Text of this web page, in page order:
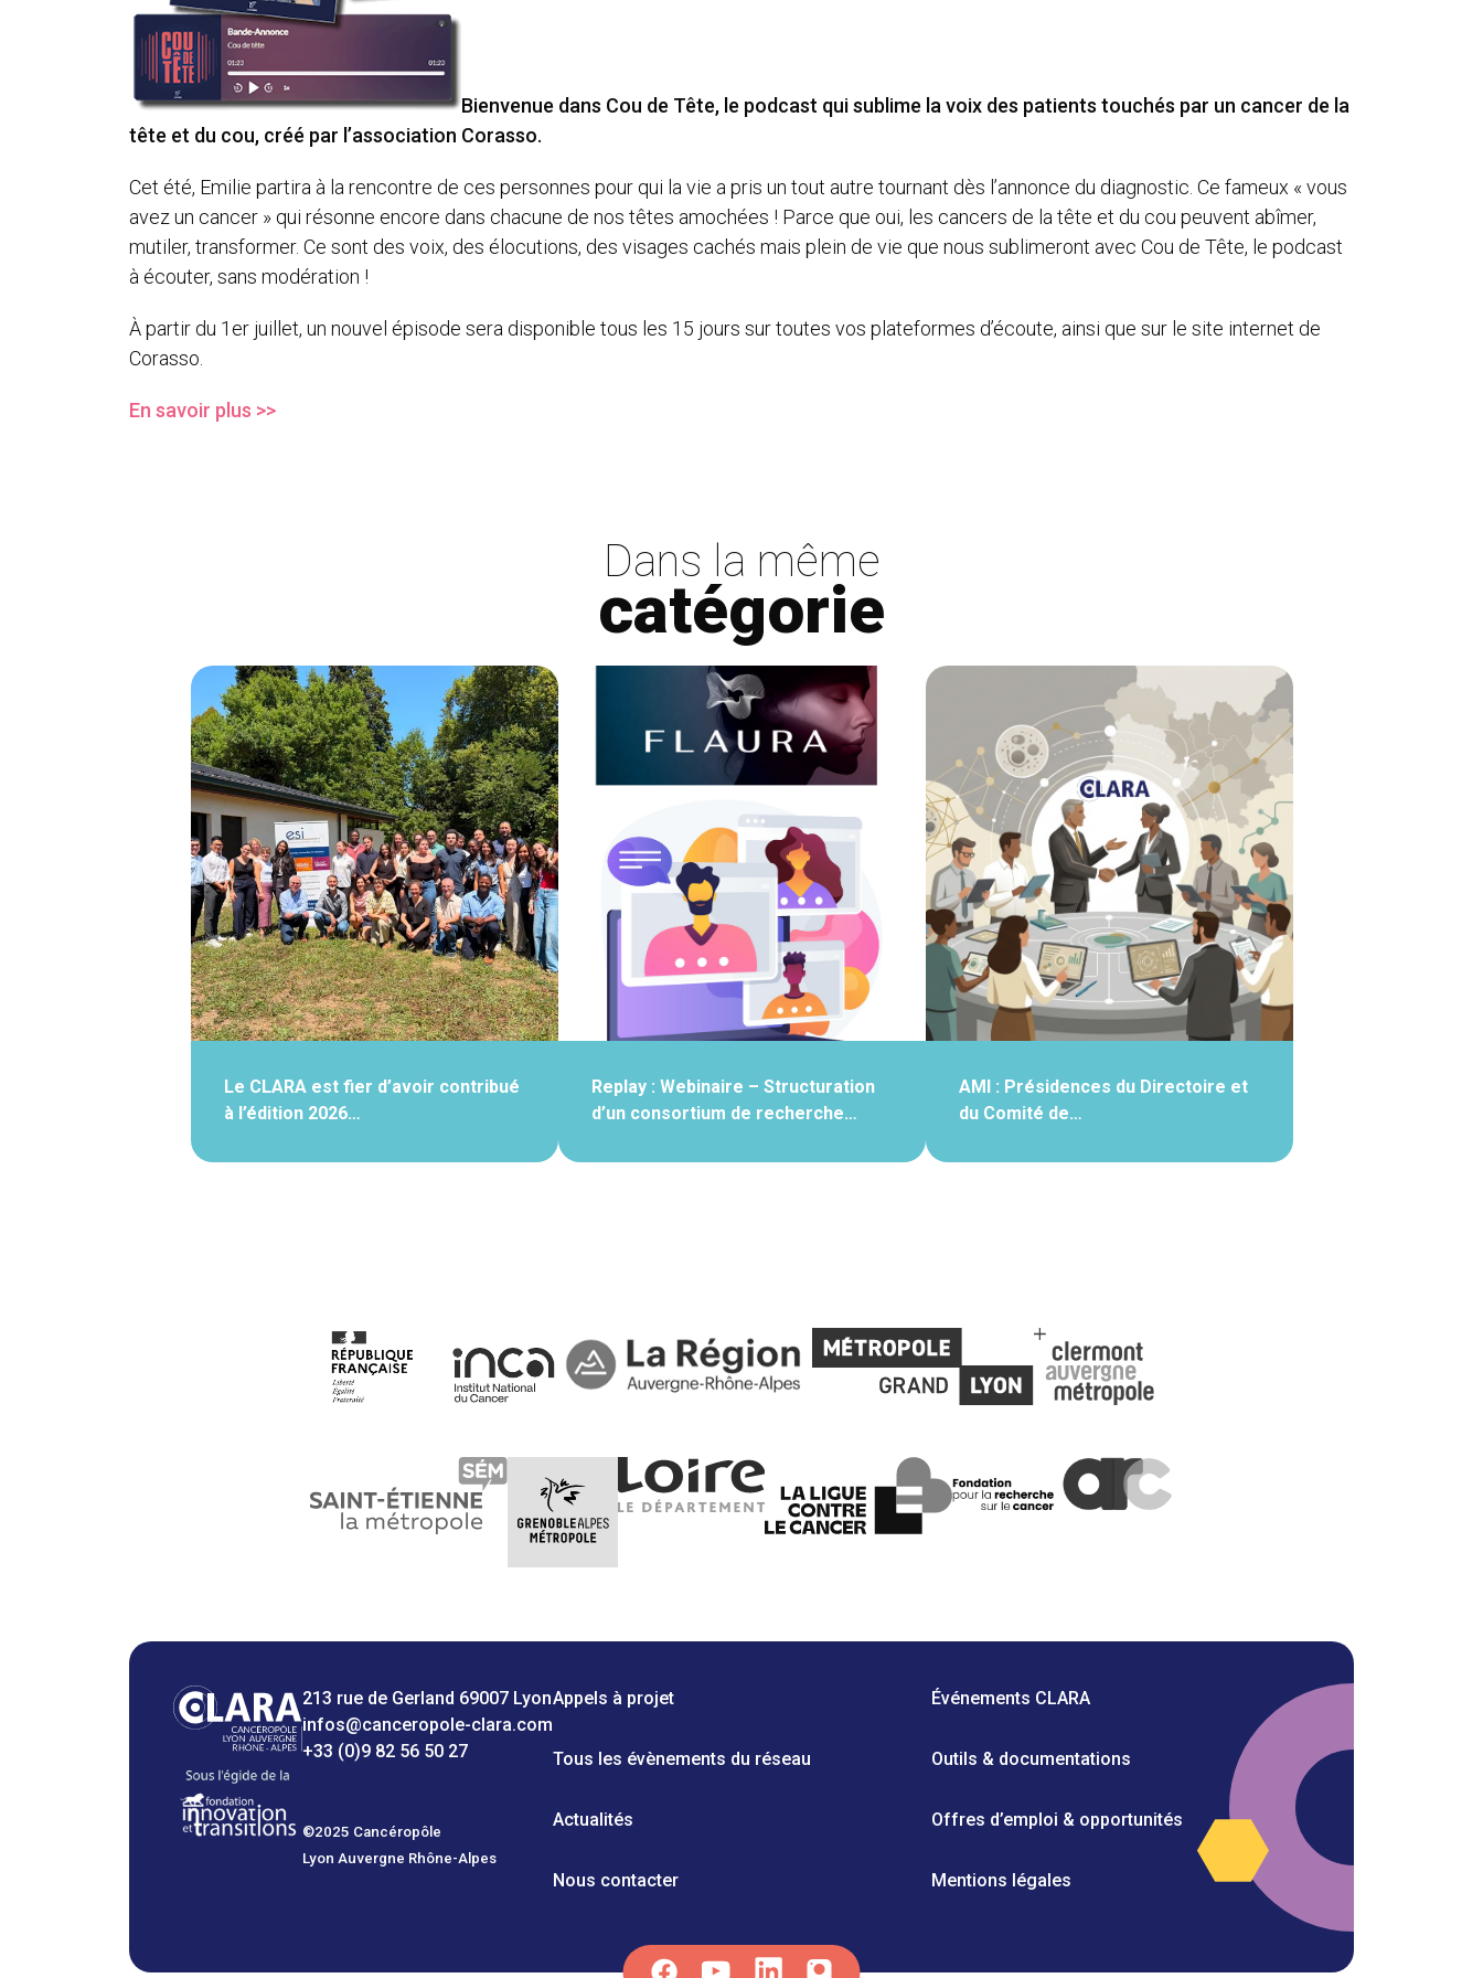
Bienvenue dans Cou de Tête, le podcast qui sublime la voix des patients touchés par un cancer de la
tête et du cou, créé par l’association Corasso.
Cet été, Emilie partira à la rencontre de ces personnes pour qui la vie a pris un tout autre tournant dès l’annonce du diagnostic. Ce fameux « vous
avez un cancer » qui résonne encore dans chacune de nos têtes amochées ! Parce que oui, les cancers de la tête et du cou peuvent abîmer,
mutiler, transformer. Ce sont des voix, des élocutions, des visages cachés mais plein de vie que nous sublimeront avec Cou de Tête, le podcast
à écouter, sans modération !
À partir du 1er juillet, un nouvel épisode sera disponible tous les 15 jours sur toutes vos plateformes d’écoute, ainsi que sur le site internet de
Corasso.
En savoir plus >>
Dans la même
catégorie
Le CLARA est fier d’avoir contribué
à l’édition 2026…
Replay : Webinaire – Structuration
d’un consortium de recherche…
AMI : Présidences du Directoire et
du Comité de…
213 rue de Gerland 69007 Lyon
infos@canceropole-clara.com
+33 (0)9 82 56 50 27
©2025 Cancéropôle
Lyon Auvergne Rhône-Alpes
Appels à projet Événements CLARA
Tous les évènements du réseau Outils & documentations
Actualités Offres d’emploi & opportunités
Nous contacter Mentions légales